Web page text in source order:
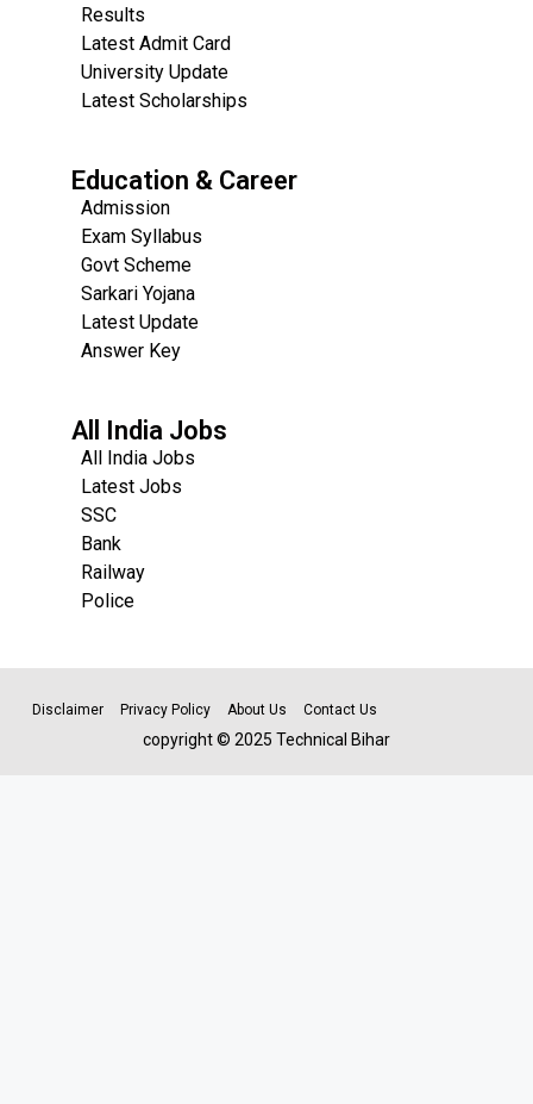
Results
Latest Admit Card
University Update
Latest Scholarships
Education & Career
Admission
Exam Syllabus
Govt Scheme
Sarkari Yojana
Latest Update
Answer Key
All India Jobs
All India Jobs
Latest Jobs
SSC
Bank
Railway
Police
Disclaimer Privacy Policy About Us Contact Us
copyright © 2025 Technical Bihar